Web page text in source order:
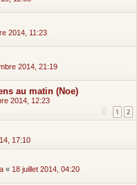
2014, 11:23
2014, 21:19
au matin (Noe)
2014, 12:23
1 2
17:10
« 18 juillet 2014, 04:20